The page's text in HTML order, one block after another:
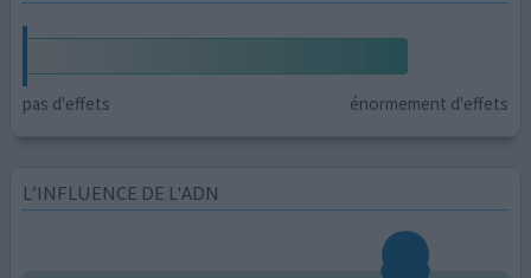
pas d'effets énormement d'effets
L’INFLUENCE DE L'ADN